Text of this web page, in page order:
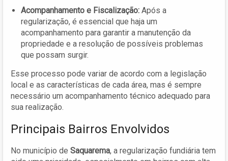
Acompanhamento e Fiscalização: Após a
regularização, é essencial que haja um
acompanhamento para garantir a manutenção da
propriedade e a resolução de possíveis problemas
que possam surgir.
Esse processo pode variar de acordo com a legislação
local e as características de cada área, mas é sempre
necessário um acompanhamento técnico adequado para
sua realização.
Principais Bairros Envolvidos
No município de Saquarema, a regularização fundiária tem